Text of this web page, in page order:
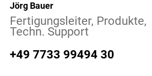
Jörg Bauer
Fertigungsleiter, Produkte,
Techn. Support
+49 7733 99494 30